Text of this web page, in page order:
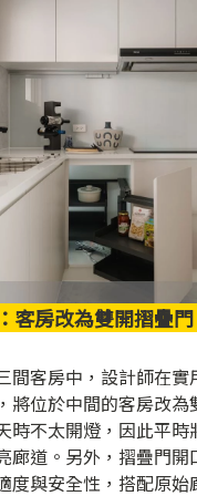
客房改為雙開摺疊
間客房中，設計師在實
將位於中間的客房改為
時不太開燈，因此平時
廊道。另外，摺疊門開
度與安全性，搭配原始